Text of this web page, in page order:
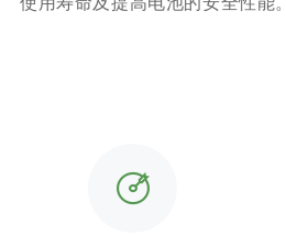
使用寿命及提高电池的安全性能。